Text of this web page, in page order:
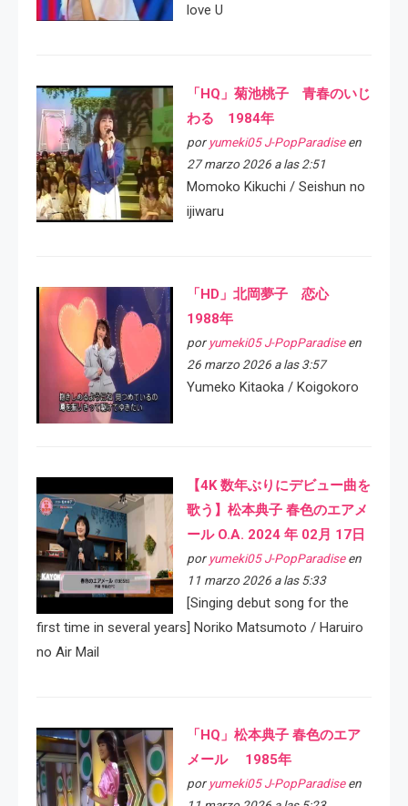
love U
「HQ」菊池桃子 青春のいじ
わる 1984年
por yumeki05 J-PopParadiseen
27 marzo 2026 a las 2:51
Momoko Kikuchi / Seishun no
ijiwaru
「HD」北岡夢子 恋心
1988年
por yumeki05 J-PopParadiseen
26 marzo 2026 a las 3:57
Yumeko Kitaoka / Koigokoro
【4K 数年ぶりにデビュー曲を
歌う】松本典子 春色のエアメ
ール O.A. 2024 年 02月 17日
por yumeki05 J-PopParadiseen
11 marzo 2026 a las 5:33
[Singing debut song for the
first time in several years] Noriko Matsumoto / Haruiro
no Air Mail
「HQ」松本典子 春色のエア
メール 1985年
por yumeki05 J-PopParadiseen